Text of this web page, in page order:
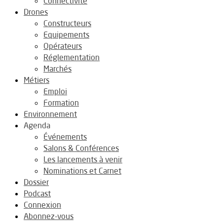
Drones
Constructeurs
Equipements
Opérateurs
Réglementation
Marchés
Métiers
Emploi
Formation
Environnement
Agenda
Événements
Salons & Conférences
Les lancements à venir
Nominations et Carnet
Dossier
Podcast
Connexion
Abonnez-vous